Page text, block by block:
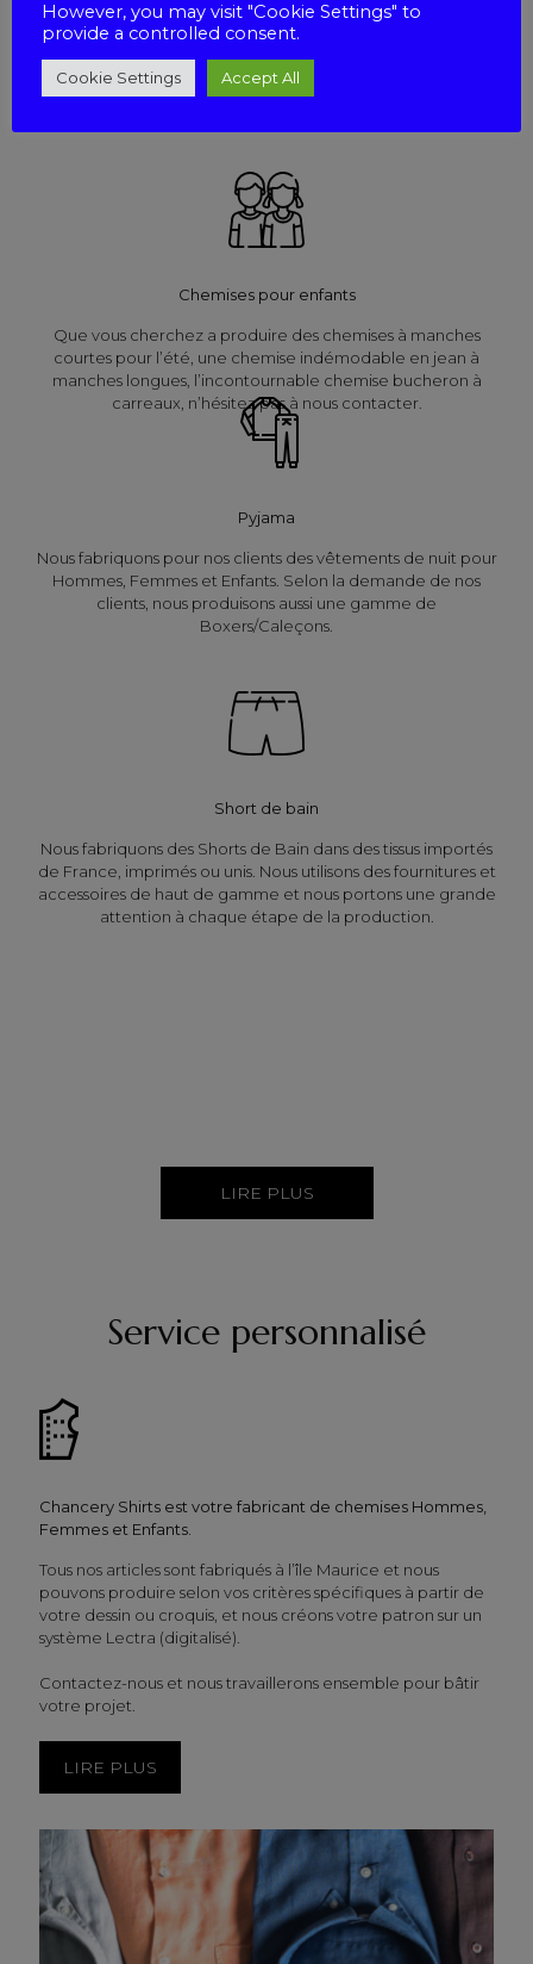
Nous réalisons des chemisiers dans des formes classiques ou
Voile de coton, la Viscose, le Polyester, le Lin Imprimé et le
Coton Imprimé.
Chemises pour enfants
Que vous cherchez a produire des chemises à manches
courtes pour l’été, une chemise indémodable en jean à
manches longues, l’incontournable chemise bucheron à
carreaux, n’hésitez pas à nous contacter.
Pyjama
Nous fabriquons pour nos clients des vêtements de nuit pour
Hommes, Femmes et Enfants. Selon la demande de nos
clients, nous produisons aussi une gamme de
Boxers/Caleçons.
Short de bain
Nous fabriquons des Shorts de Bain dans des tissus importés
de France, imprimés ou unis. Nous utilisons des fournitures et
accessoires de haut de gamme et nous portons une grande
attention à chaque étape de la production.
LIRE PLUS
Service personnalisé
Chancery Shirts est votre fabricant de chemises Hommes,
Femmes et Enfants.
Tous nos articles sont fabriqués à l’île Maurice et nous
pouvons produire selon vos critères spécifiques à partir de
votre dessin ou croquis, et nous créons votre patron sur un
système Lectra (digitalisé).
Contactez-nous et nous travaillerons ensemble pour bâtir
votre projet.
LIRE PLUS
However, you may visit "Cookie Settings" to
provide a controlled consent.
Cookie Settings Accept All